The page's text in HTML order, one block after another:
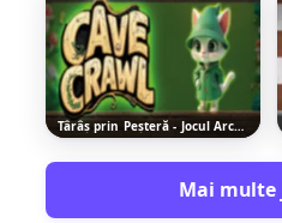
Târâș prin Peșteră - Jocul Arcade Distractiv
Mai